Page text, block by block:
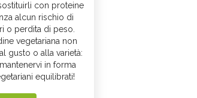
con proteine
alcun rischio di
o perdita di peso.
vegetariana non
gusto o alla varietà:
in forma
equilibrati!